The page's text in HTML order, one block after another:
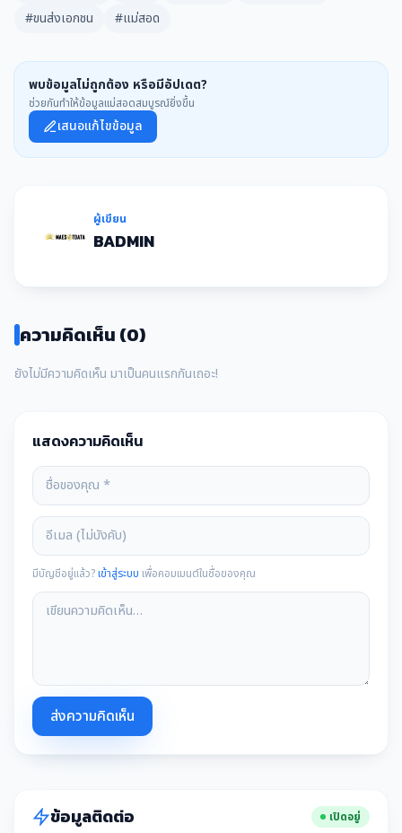
#ขนส่งเอกชน
#แม่สอด
พบข้อมูลไม่ถูกต้อง หรือมีอัปเดต?
ช่วยกันทำให้ข้อมูลแม่สอดสมบูรณ์ยิ่งขึ้น
เสนอแก้ไขข้อมูล
ผู้เขียน
BADMIN
ความคิดเห็น (0)
ยังไม่มีความคิดเห็น มาเป็นคนแรกกันเถอะ!
แสดงความคิดเห็น
มีบัญชีอยู่แล้ว?เข้าสู่ระบบ เพื่อคอมเมนต์ในชื่อของคุณ
ส่งความคิดเห็น
ข้อมูลติดต่อ เปิดอยู่